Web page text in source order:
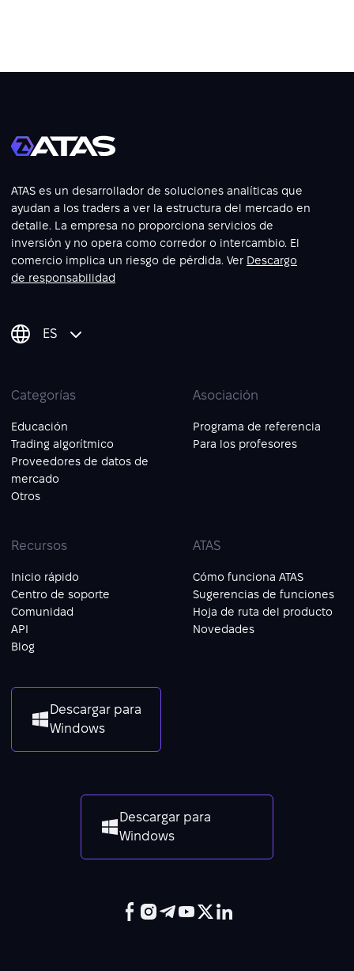
ATAS es un desarrollador de soluciones analíticas que
ayudan a los traders a ver la estructura del mercado en
detalle. La empresa no proporciona servicios de
inversión y no opera como corredor o intercambio. El
comercio implica un riesgo de pérdida. Ver Descargo
de responsabilidad
ES
Categorías
Educación
Trading algorítmico
Proveedores de datos de
mercado
Otros
Asociación
Programa de referencia
Para los profesores
Recursos
Inicio rápido
Centro de soporte
Comunidad
API
Blog
ATAS
Cómo funciona ATAS
Sugerencias de funciones
Hoja de ruta del producto
Novedades
Descargar para
Windows
Descargar para
Windows